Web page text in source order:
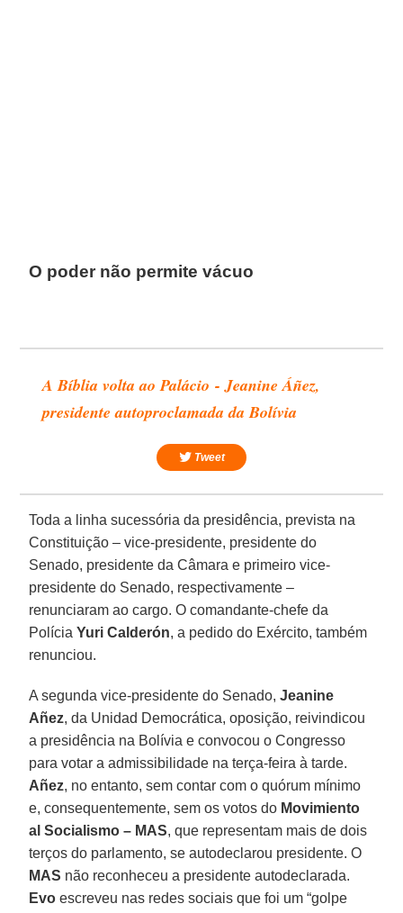
O poder não permite vácuo
A Bíblia volta ao Palácio - Jeanine Áñez,
presidente autoproclamada da Bolívia
Tweet
Toda a linha sucessória da presidência, prevista na
Constituição – vice-presidente, presidente do
Senado, presidente da Câmara e primeiro vice-
presidente do Senado, respectivamente –
renunciaram ao cargo. O comandante-chefe da
PolíciaYuri Calderón, a pedido do Exército, também
renunciou.
A segunda vice-presidente do Senado,Jeanine
Añez, da Unidad Democrática, oposição, reivindicou
a presidência na Bolívia e convocou o Congresso
para votar a admissibilidade na terça-feira à tarde.
Añez, no entanto, sem contar com o quórum mínimo
e, consequentemente, sem os votos do Movimiento
al Socialismo – MAS, que representam mais de dois
terços do parlamento, se autodeclarou presidente. O
MAS não reconheceu a presidente autodeclarada.
Evo escreveu nas redes sociais que foi um “golpe